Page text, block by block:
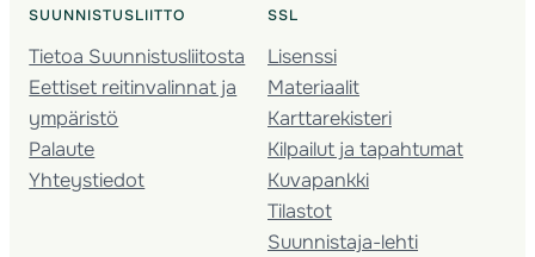
SUUNNISTUSLIITTO
Tietoa Suunnistusliitosta
Eettiset reitinvalinnat ja
ympäristö
Palaute
Yhteystiedot
SSL
Lisenssi
Materiaalit
Karttarekisteri
Kilpailut ja tapahtumat
Kuvapankki
Tilastot
Suunnistaja-lehti